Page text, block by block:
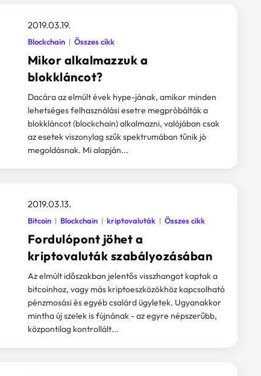
Mikor alkalmazzuk a
blokkláncot?
2019.03.19.
Blockchain Összes cikk
Dacára az elmúlt évek hype-jának, amikor minden
lehetséges felhasználási esetre megpróbálták a
blokkláncot (blockchain) alkalmazni, valójában csak
az esetek viszonylag szűk spektrumában tűnik jó
megoldásnak. Mi alapján...
Fordulópont jöhet a
kriptovaluták szabályozásában
2019.03.13.
Bitcoin Blockchain kriptovaluták Összes cikk
Az elmúlt időszakban jelentős visszhangot kaptak a
bitcoinhoz, vagy más kriptoeszközökhöz kapcsolható
pénzmosási és egyéb csalárd ügyletek. Ugyanakkor
mintha új szelek is fújnának - az egyre népszerűbb,
központilag kontrollált...